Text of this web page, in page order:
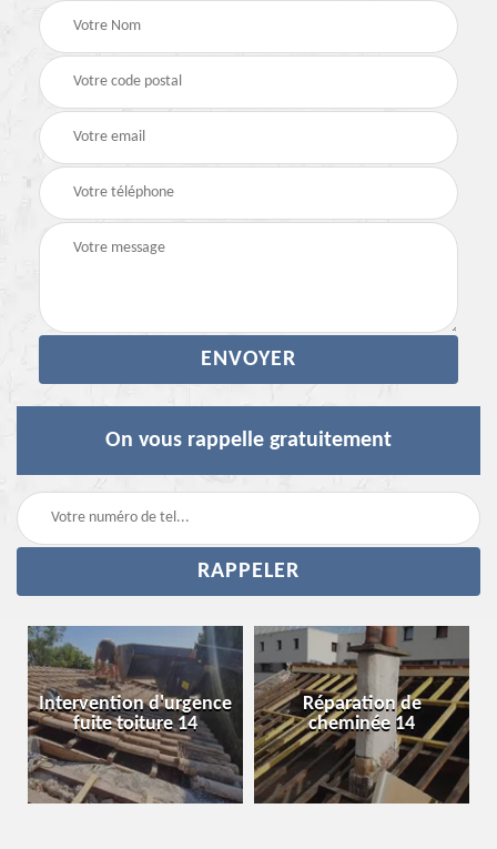
On vous rappelle gratuitement
Intervention d'urgence
fuite toiture 14
Réparation de
cheminée 14